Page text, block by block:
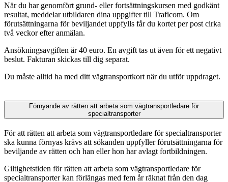
När du har genomfört grund- eller fortsättningskursen med godkänt
resultat, meddelar utbildaren dina uppgifter till Traficom. Om
förutsättningarna för beviljandet uppfylls får du kortet per post cirka
två veckor efter anmälan.
Ansökningsavgiften är 40 euro. En avgift tas ut även för ett negativt
beslut. Fakturan skickas till dig separat.
Du måste alltid ha med ditt vägtransportkort när du utför uppdraget.
Förnyande av rätten att arbeta som vägtransportledare för
specialtransporter
För att rätten att arbeta som vägtransportledare för specialtransporter
ska kunna förnyas krävs att sökanden uppfyller förutsättningarna för
beviljande av rätten och han eller hon har avlagt fortbildningen.
Giltighetstiden för rätten att arbeta som vägtransportledare för
specialtransporter kan förlängas med fem år räknat från den dag